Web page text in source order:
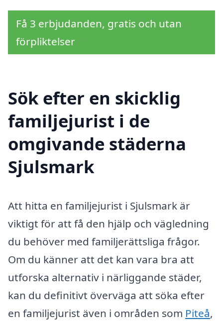
Få 3 erbjudanden, gratis och utan
förpliktelser
Sök efter en skicklig
familjejurist i de
omgivande städerna
Sjulsmark
Att hitta en familjejurist i Sjulsmark är
viktigt för att få den hjälp och vägledning
du behöver med familjerättsliga frågor.
Om du känner att det kan vara bra att
utforska alternativ i närliggande städer,
kan du definitivt överväga att söka efter
en familjejurist även i områden som Piteå,